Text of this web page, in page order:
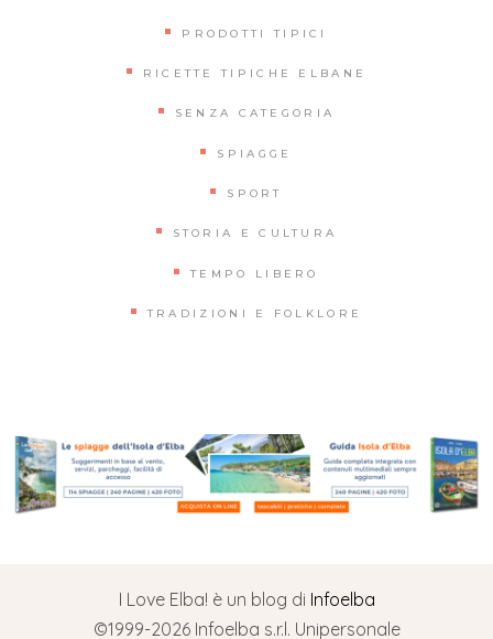
PRODOTTI TIPICI
RICETTE TIPICHE ELBANE
SENZA CATEGORIA
SPIAGGE
SPORT
STORIA E CULTURA
TEMPO LIBERO
TRADIZIONI E FOLKLORE
I Love Elba! è un blog di Infoelba
©1999-2026 Infoelba s.r.l. Unipersonale